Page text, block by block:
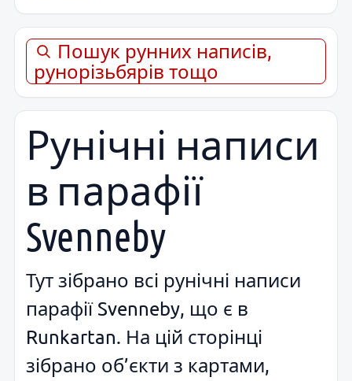
Пошук рунних написів,
рунорізьбярів тощо
Рунічні написи
в парафії
Svenneby
Тут зібрано всі рунічні написи
парафії Svenneby, що є в
Runkartan. На цій сторінці
зібрано об’єкти з картами,